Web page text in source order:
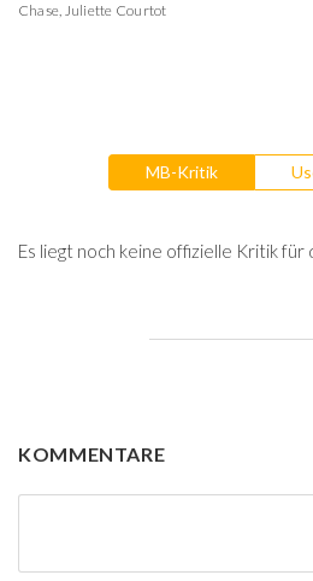
Chase, Juliette Courtot
MB-Kritik
Es liegt noch keine offizielle Kritik für
KOMMENTARE